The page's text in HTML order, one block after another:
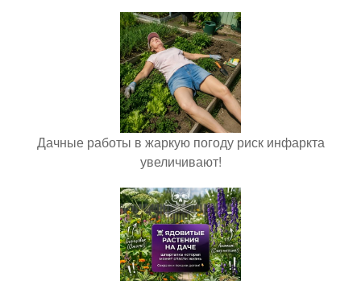
Дачные работы в жаркую погоду риск инфаркта
увеличивают!